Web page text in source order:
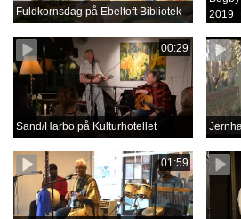
Fuldkornsdag på Ebeltoft Bibliotek
2019
00:29
Sand/Harbo på Kulturhotellet
01:59